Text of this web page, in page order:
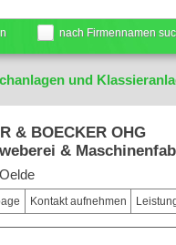
nach Firmennamen
und
& BOECKER OHG
&
Kontakt aufnehmen